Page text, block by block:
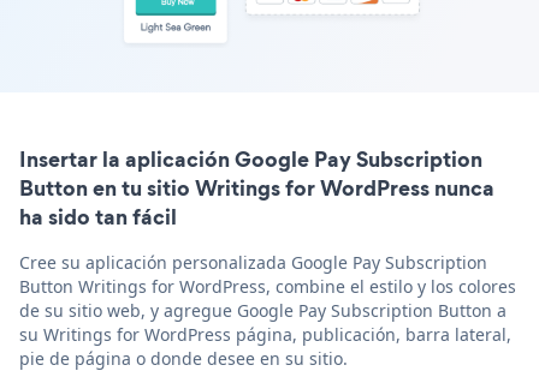
Insertar la aplicación Google Pay Subscription
Button en tu sitio Writings for WordPress nunca
ha sido tan fácil
Cree su aplicación personalizada Google Pay Subscription
Button Writings for WordPress, combine el estilo y los colores
de su sitio web, y agregue Google Pay Subscription Button a
su Writings for WordPress página, publicación, barra lateral,
pie de página o donde desee en su sitio.